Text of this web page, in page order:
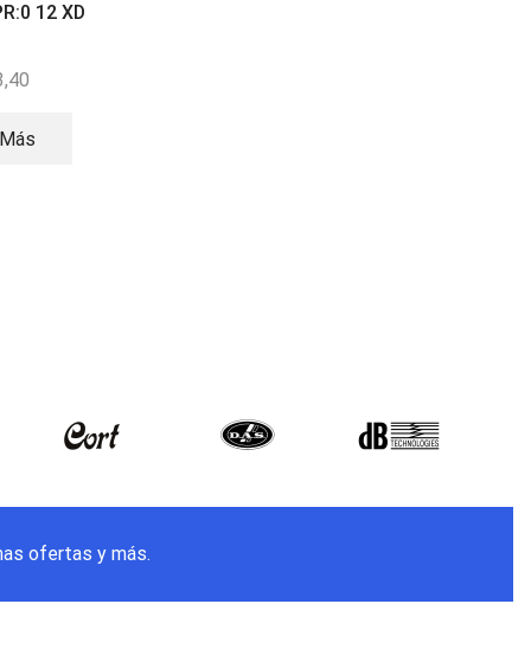
12 XD
ofertas y más.